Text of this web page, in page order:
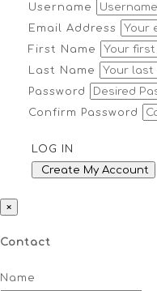
Username
Email Address
First Name
Last Name
Password
Confirm Password
LOG IN
Create My Account
×
Contact
Name